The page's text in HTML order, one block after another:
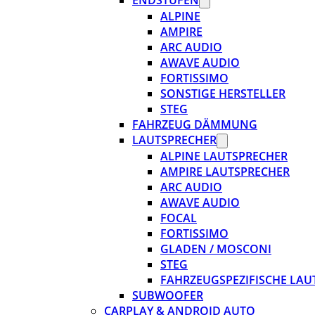
ALPINE
AMPIRE
ARC AUDIO
AWAVE AUDIO
FORTISSIMO
SONSTIGE HERSTELLER
STEG
FAHRZEUG DÄMMUNG
LAUTSPRECHER
ALPINE LAUTSPRECHER
AMPIRE LAUTSPRECHER
ARC AUDIO
AWAVE AUDIO
FOCAL
FORTISSIMO
GLADEN / MOSCONI
STEG
FAHRZEUGSPEZIFISCHE
SUBWOOFER
CARPLAY & ANDROID AUTO